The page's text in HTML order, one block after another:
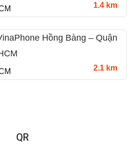
1.4 km
Hồng Bàng – Quận
2.1 km
QR